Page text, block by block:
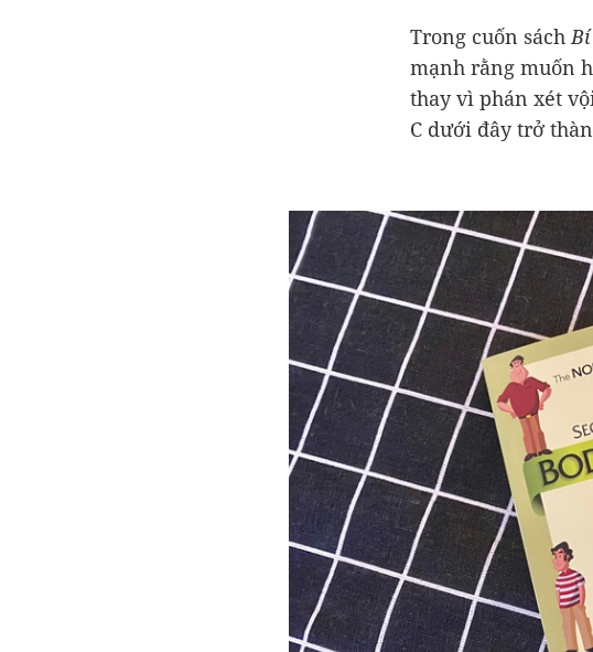
Trong cuốn sách
mạnh rằng muốn
thay vì phán xét
C dưới đây trở